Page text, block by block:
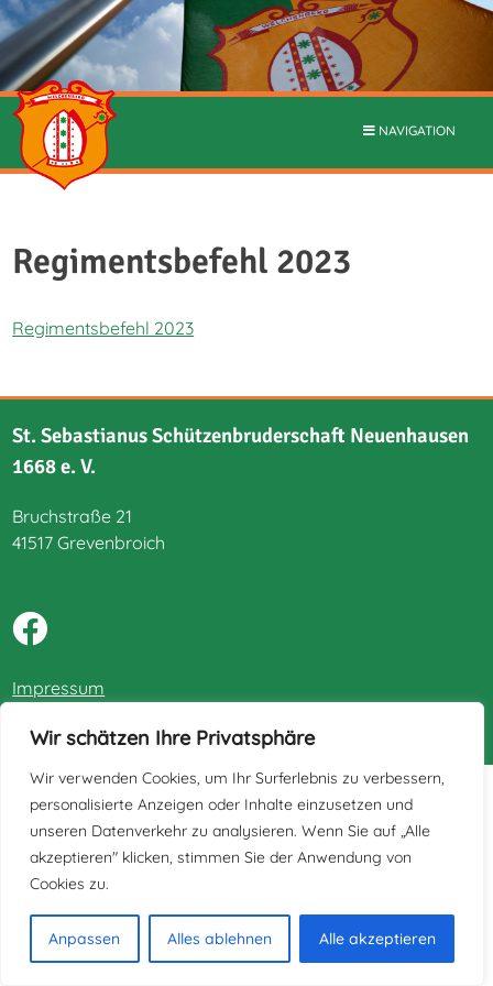
Wir schätzen Ihre Privatsphäre
Wir verwenden Cookies, um Ihr Surferlebnis zu verbessern,
personalisierte Anzeigen oder Inhalte einzusetzen und
unseren Datenverkehr zu analysieren. Wenn Sie auf „Alle
akzeptieren" klicken, stimmen Sie der Anwendung von
Cookies zu.
Anpassen Alles ablehnen Alle akzeptieren
NAVIGATION
Regimentsbefehl 2023
Regimentsbefehl 2023
St. Sebastianus Schützenbruderschaft Neuenhausen
1668 e. V.
Bruchstraße 21
41517 Grevenbroich
Impressum